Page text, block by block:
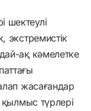
шектеулі
экстремистік
ақ кәмелетке
жасағандар
қылмыс түрлері